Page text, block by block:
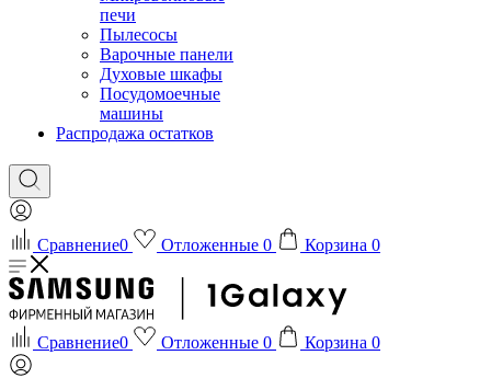
печи
Пылесосы
Варочные панели
Духовые шкафы
Посудомоечные
машины
Распродажа остатков
Сравнение0 Отложенные 0 Корзина 0
Сравнение0 Отложенные 0 Корзина 0